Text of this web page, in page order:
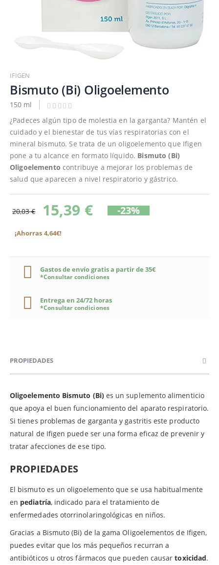
al
comienzo
de
la
galería
de
imágenes
IFIGEN
Bismuto (Bi) Oligoelemento
150 ml
¿Padeces algún tipo de molestia en la garganta? Mantén el
cuidado y el bienestar de tus vías respiratorias con el
mineral bismuto. Se trata de un oligoelemento que Ifigen
pone a tu alcance en formato líquido. Bismuto (Bi)
Oligoelemento contribuye a mejorar los problemas de
salud que aparecen a nivel respiratorio y gástrico.
20,03 € 15,39 € -23%
¡Ahorras 4,64€!
Gastos de envío gratis a partir de 35€
*Consultar condiciones
Entrega en 24/72 horas
*Consultar condiciones
PROPIEDADES
Oligoelemento Bismuto (Bi) es un suplemento alimenticio
que apoya el buen funcionamiento del aparato respiratorio.
Si tienes problemas de garganta y gastritis este producto
natural de Ifigen puede ser una forma eficaz de prevenir y
tratar afecciones de ese tipo.
PROPIEDADES
El bismuto es un oligoelemento que se usa habitualmente
en pediatría, indicado para el tratamiento de
enfermedades otorrinolaringológicas en niños.
Gracias a Bismuto (Bi) de la gama Oligoelementos de Ifigen,
puedes evitar que los más pequeños recurran a
antibióticos u otros fármacos que pueden causartoxicidad.